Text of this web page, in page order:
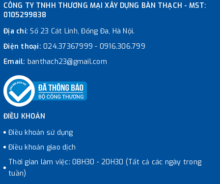
CÔNG TY TNHH THƯƠNG MẠI XÂY DỰNG BÀN THẠCH - MST:
0105299838
Địa chỉ:Số 23 Cát Linh, Đống Đa, Hà Nội.
Điện thoại: 024.37367999 - 0916.306.799
Email: banthach23@gmail.com
ĐIỀU KHOẢN
Điều khoản sử dụng
Điều khoản giao dịch
Thời gian làm việc: 08H30 - 20H30 (Tất cả các ngày trong
tuần)